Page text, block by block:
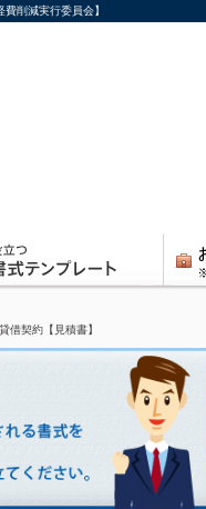
削減実行委員会】
借契約【見積書】